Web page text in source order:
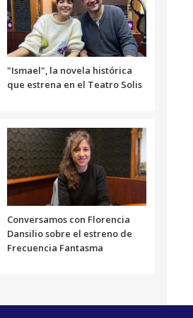
volumen.
o
disminuir
el
volumen.
"Ismael", la novela histórica
que estrena en el Teatro Solis
Conversamos con Florencia
Dansilio sobre el estreno de
Frecuencia Fantasma